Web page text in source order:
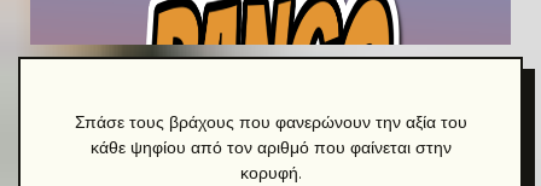
Σπάσε τους βράχους που φανερώνουν την αξία του
κάθε ψηφίου από τον αριθμό που φαίνεται στην
κορυφή.